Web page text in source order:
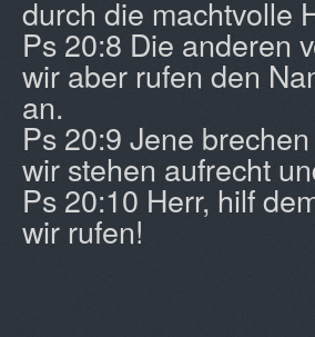
durch die machtvolle
Ps 20:8 Die anderen
wir aber rufen den
an.
Ps 20:9 Jene
wir stehen aufrecht
Ps 20:10 Herr, hilf
wir rufen!